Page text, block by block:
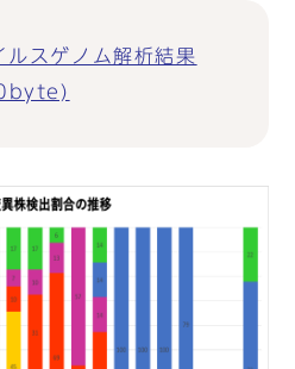
ルスゲノム解析結果